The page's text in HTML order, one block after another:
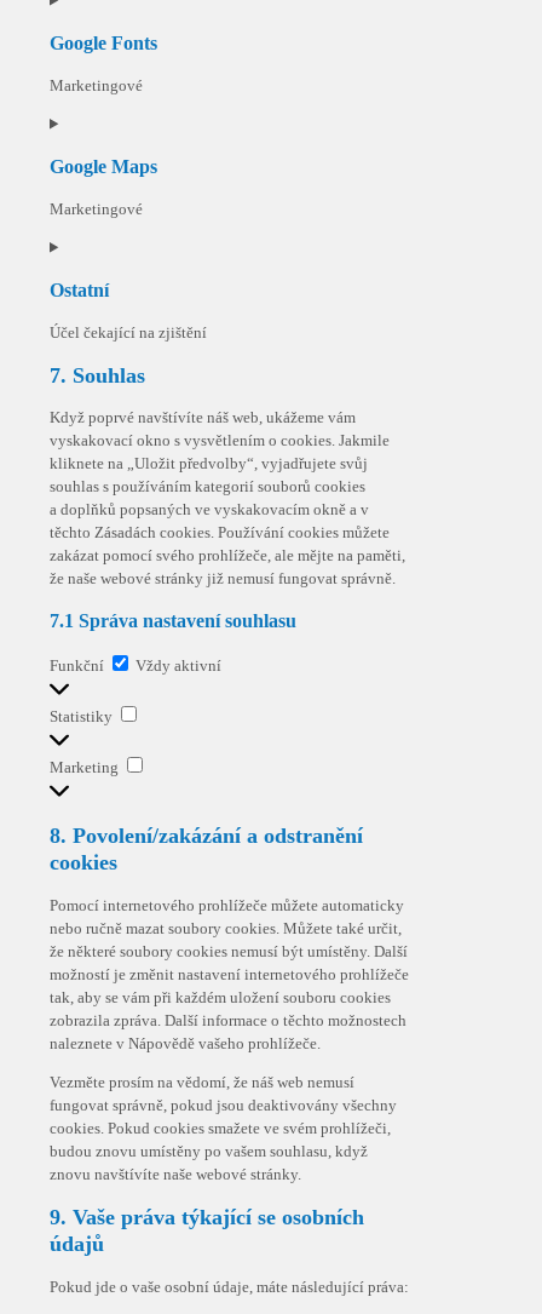
service
statistics
Google Fonts
Marketingové
Consent
service
fonts
Google Maps
Marketingové
Consent
service
maps
Ostatní
Účel čekající na zjištění
Consent
service
ostatní
7. Souhlas
Když poprvé navštívíte náš web, ukážeme vám
vyskakovací okno s vysvětlením o cookies. Jakmile
kliknete na „Uložit předvolby“, vyjadřujete svůj
souhlas s používáním kategorií souborů cookies
a doplňků popsaných ve vyskakovacím okně a v
těchto Zásadách cookies. Používání cookies můžete
zakázat pomocí svého prohlížeče, ale mějte na paměti,
že naše webové stránky již nemusí fungovat správně.
7.1 Správa nastavení souhlasu
Funkční Funkční
Vždy aktivní
Statistiky
Marketing
8. Povolení/zakázání a odstranění
cookies
Pomocí internetového prohlížeče můžete automaticky
nebo ručně mazat soubory cookies. Můžete také určit,
že některé soubory cookies nemusí být umístěny. Další
možností je změnit nastavení internetového prohlížeče
tak, aby se vám při každém uložení souboru cookies
zobrazila zpráva. Další informace o těchto možnostech
naleznete v Nápovědě vašeho prohlížeče.
Vezměte prosím na vědomí, že náš web nemusí
fungovat správně, pokud jsou deaktivovány všechny
cookies. Pokud cookies smažete ve svém prohlížeči,
budou znovu umístěny po vašem souhlasu, když
znovu navštívíte naše webové stránky.
9. Vaše práva týkající se osobních
údajů
Pokud jde o vaše osobní údaje, máte následující práva: